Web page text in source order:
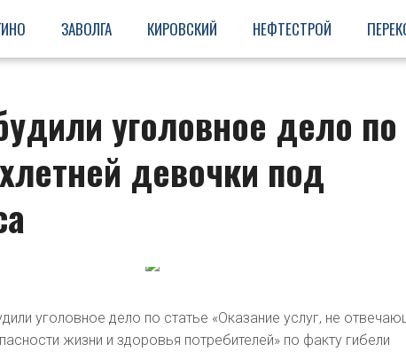
ЗАВОЛГА КИРОВСКИЙ НЕФТЕСТРОЙ
уголовное дело по
девочки под
уголовное дело по статье «Оказание услуг, не
жизни и здоровья потребителей» по факту гибели